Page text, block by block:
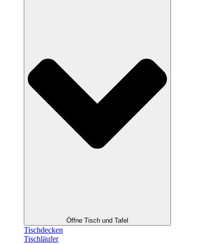
Öffne Tisch und Tafel
Tischdecken
Tischläufer